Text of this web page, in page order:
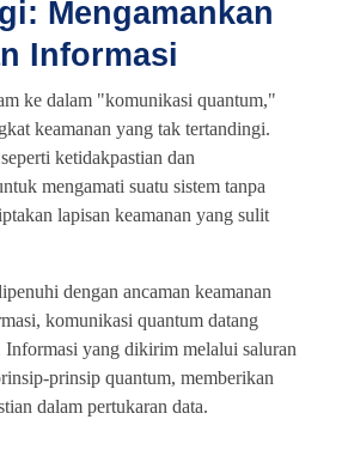
Mengamankan
Informasi
ke dalam "komunikasi quantum,"
keamanan yang tak tertandingi.
ketidakpastian dan
mengamati suatu sistem tanpa
lapisan keamanan yang sulit
dengan ancaman keamanan
komunikasi quantum datang
Informasi yang dikirim melalui saluran
prinsip quantum, memberikan
dalam pertukaran data.